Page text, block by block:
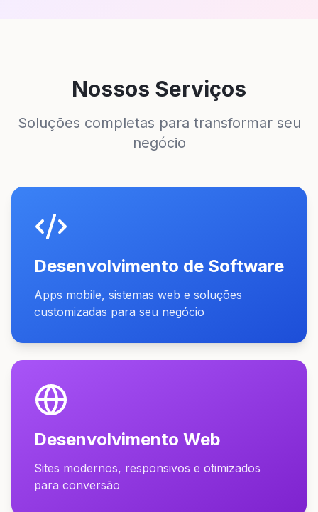
Nossos Serviços
Soluções completas para transformar seu
negócio
Desenvolvimento de Software
Apps mobile, sistemas web e soluções
customizadas para seu negócio
Desenvolvimento Web
Sites modernos, responsivos e otimizados
para conversão